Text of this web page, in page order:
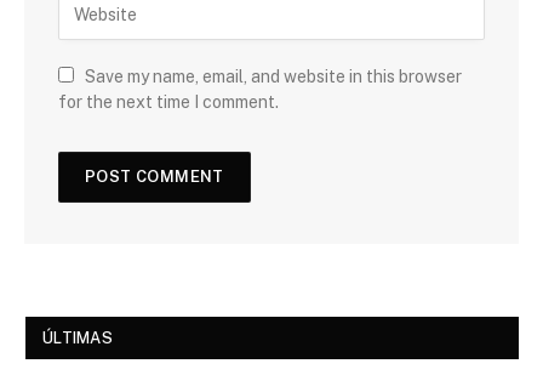
Save my name, email, and website in this browser
for the next time I comment.
ÚLTIMAS